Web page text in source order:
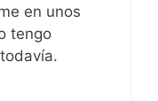
en unos
tengo